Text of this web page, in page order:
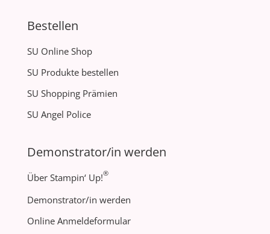
Bestellen
SU Online Shop
SU Produkte bestellen
SU Shopping Prämien
SU Angel Police
Demonstrator/in werden
Über Stampin‘ Up!®
Demonstrator/in werden
Online Anmeldeformular